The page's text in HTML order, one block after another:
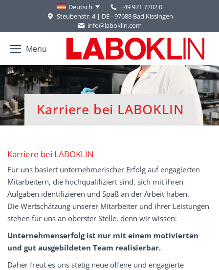
Deutsch
+49 971 7202 0
Steubenstr. 4 | DE - 97688 Bad Kissingen
info@laboklin.com
Menu
Karriere bei LABOKLIN
Sie befinden sich hier:
Karriere bei LABOKLIN
Für uns basiert unternehmerischer Erfolg auf engagierten
Mitarbeitern, die hochqualifiziert sind, sich mit ihren
Aufgaben identifizieren und Spaß an der Arbeit haben.
Die Wertschätzung unserer Mitarbeiter und ihrer Leistungen
stehen für uns an oberster Stelle, denn wir wissen:
Unternehmenserfolg ist nur mit einem motivierten
und gut ausgebildeten Team realisierbar.
Daher freut es uns stetig neue offene und engagierte